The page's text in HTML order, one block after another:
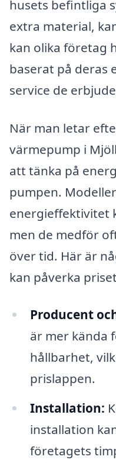
husets befintliga
extra material,
kan olika företag
baserat på deras
service de
När man letar
värmepump i
att tänka på
pumpen.
energieffektivitet
men de medför
över tid. Här är
kan påverka
Producent
är mer kända
hållbarhet,
prislappen.
Installation:
installation
företagets